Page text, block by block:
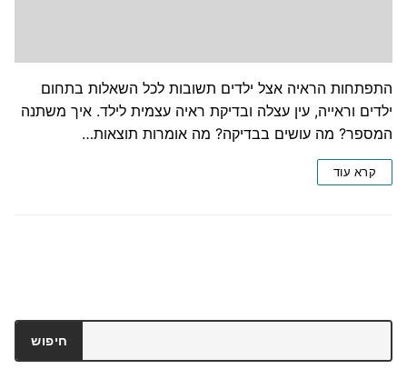
התפתחות הראיה אצל ילדים תשובות לכל השאלות בתחום
ילדים וראייה, עין עצלה ובדיקת ראיה עצמית לילד. איך משתנה
המספר? מה עושים בבדיקה? מה אומרות תוצאות…
קרא עוד
חיפוש